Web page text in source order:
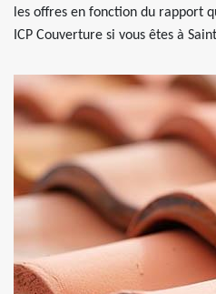
les offres en fonction du rapport
ICP Couverture si vous êtes à